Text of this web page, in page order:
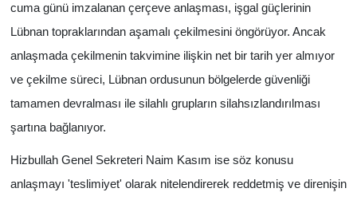
cuma günü imzalanan çerçeve anlaşması, işgal güçlerinin
Lübnan topraklarından aşamalı çekilmesini öngörüyor. Ancak
anlaşmada çekilmenin takvimine ilişkin net bir tarih yer almıyor
ve çekilme süreci, Lübnan ordusunun bölgelerde güvenliği
tamamen devralması ile silahlı grupların silahsızlandırılması
şartına bağlanıyor.
Hizbullah Genel Sekreteri Naim Kasım ise söz konusu
anlaşmayı 'teslimiyet' olarak nitelendirerek reddetmiş ve direnişin